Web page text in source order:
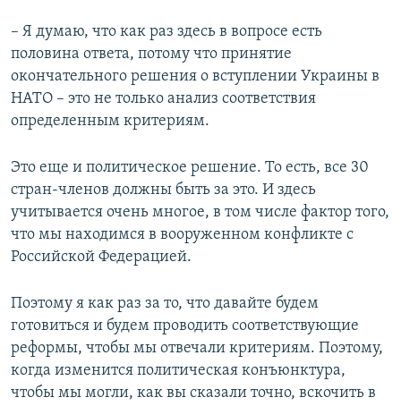
– Я думаю, что как раз здесь в вопросе есть
половина ответа, потому что принятие
окончательного решения о вступлении Украины в
НАТО – это не только анализ соответствия
определенным критериям.
Это еще и политическое решение. То есть, все 30
стран-членов должны быть за это. И здесь
учитывается очень многое, в том числе фактор того,
что мы находимся в вооруженном конфликте с
Российской Федерацией.
Поэтому я как раз за то, что давайте будем
готовиться и будем проводить соответствующие
реформы, чтобы мы отвечали критериям. Поэтому,
когда изменится политическая конъюнктура,
чтобы мы могли, как вы сказали точно, вскочить в